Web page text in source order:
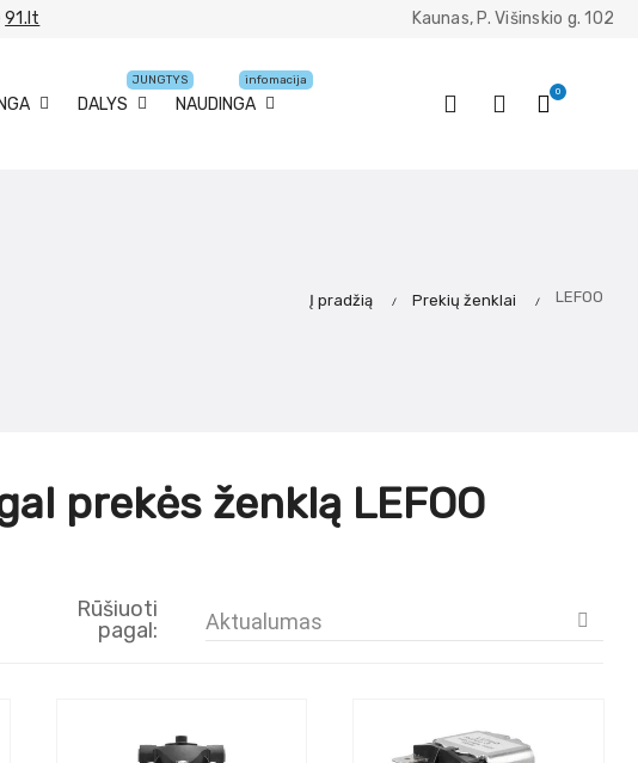
91.lt Kaunas, P. Višinskio g. 102
DALYS
JUNGTYS
NAUDINGA
infomacija
0
Į pradžią Prekių ženklai LEFOO
prekės ženklą LEFOO
Rūšiuoti
pagal:
Aktualumas 